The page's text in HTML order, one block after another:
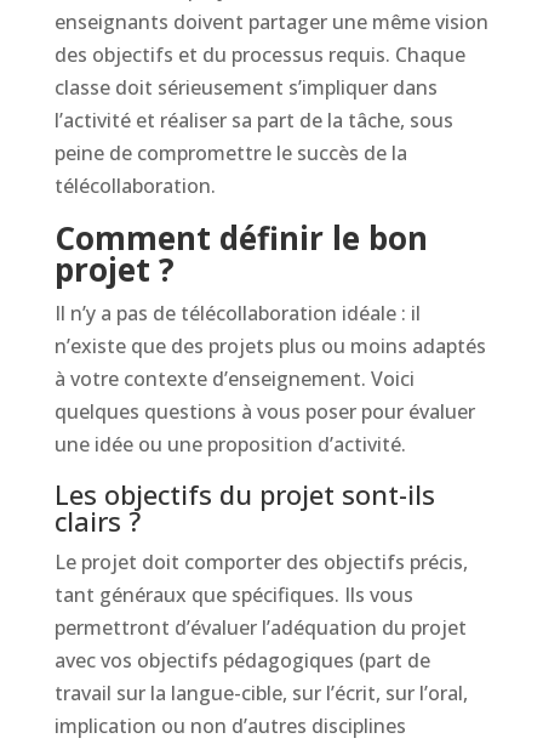
enseignants doivent partager une même vision
des objectifs et du processus requis. Chaque
classe doit sérieusement s’impliquer dans
l’activité et réaliser sa part de la tâche, sous
peine de compromettre le succès de la
télécollaboration.
Comment définir le bon
projet ?
Il n’y a pas de télécollaboration idéale : il
n’existe que des projets plus ou moins adaptés
à votre contexte d’enseignement. Voici
quelques questions à vous poser pour évaluer
une idée ou une proposition d’activité.
Les objectifs du projet sont-ils
clairs ?
Le projet doit comporter des objectifs précis,
tant généraux que spécifiques. Ils vous
permettront d’évaluer l’adéquation du projet
avec vos objectifs pédagogiques (part de
travail sur la langue-cible, sur l’écrit, sur l’oral,
implication ou non d’autres disciplines